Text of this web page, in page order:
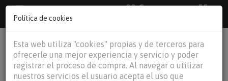
33 €
55
€Baleares y
person shopping_cart
Política de cookies
Esta web utiliza "cookies" propias y de terceros para
ofrecerle una mejor experiencia y servicio y poder
registrar el proceso de compra. Al navegar o utilizar
nuestros servicios el usuario acepta el uso que